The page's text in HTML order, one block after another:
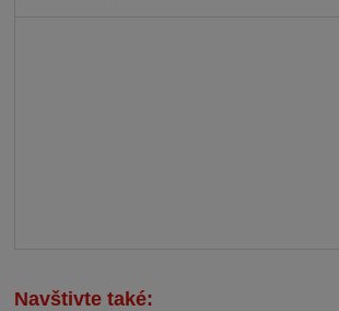
Navštivte také: